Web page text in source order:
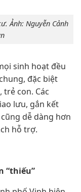
Ảnh: Nguyễn Cảnh
sinh hoạt đều
đặc biệt
con. Các
lưu, gắn kết
dễ dàng hơn
hỗ trợ.
“thiếu”